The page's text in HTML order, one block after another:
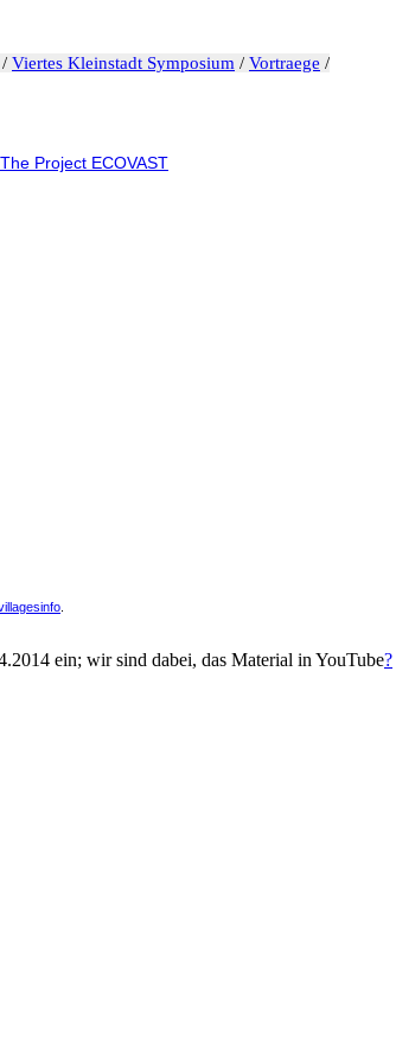
/ Viertes Kleinstadt Symposium / Vortraege /
Project ECOVAST
ein; wir sind dabei, das Material in YouTube?